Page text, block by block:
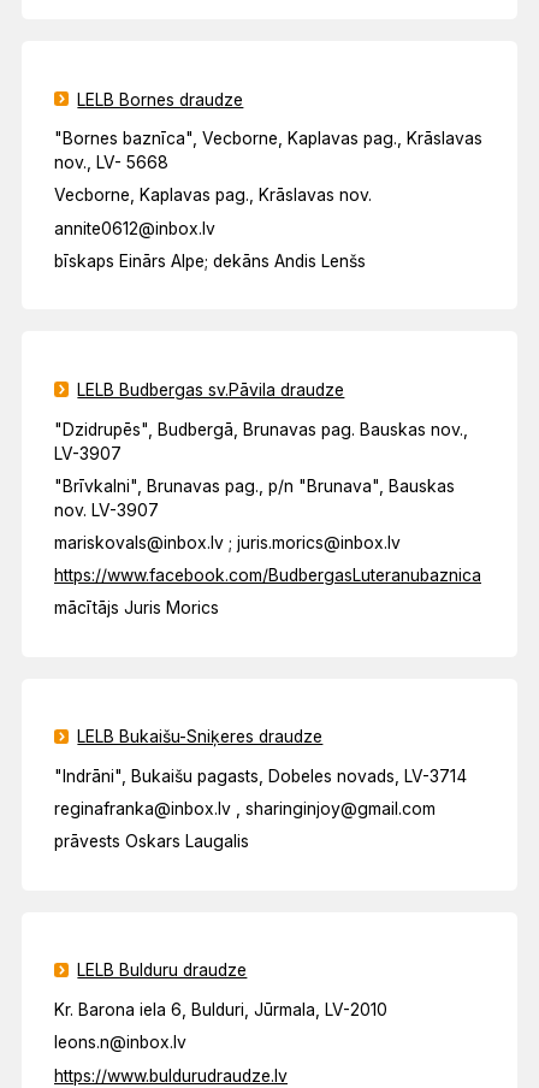
LELB Bornes draudze
"Bornes baznīca", Vecborne, Kaplavas pag., Krāslavas
nov., LV- 5668
Vecborne, Kaplavas pag., Krāslavas nov.
annite0612@inbox.lv
bīskaps Einārs Alpe; dekāns Andis Lenšs
LELB Budbergas sv.Pāvila draudze
"Dzidrupēs", Budbergā, Brunavas pag. Bauskas nov.,
LV-3907
"Brīvkalni", Brunavas pag., p/n "Brunava", Bauskas
nov. LV-3907
mariskovals@inbox.lv ; juris.morics@inbox.lv
https://www.facebook.com/BudbergasLuteranubaznica
mācītājs Juris Morics
LELB Bukaišu-Sniķeres draudze
"Indrāni", Bukaišu pagasts, Dobeles novads, LV-3714
reginafranka@inbox.lv , sharinginjoy@gmail.com
prāvests Oskars Laugalis
LELB Bulduru draudze
Kr. Barona iela 6, Bulduri, Jūrmala, LV-2010
leons.n@inbox.lv
https://www.buldurudraudze.lv